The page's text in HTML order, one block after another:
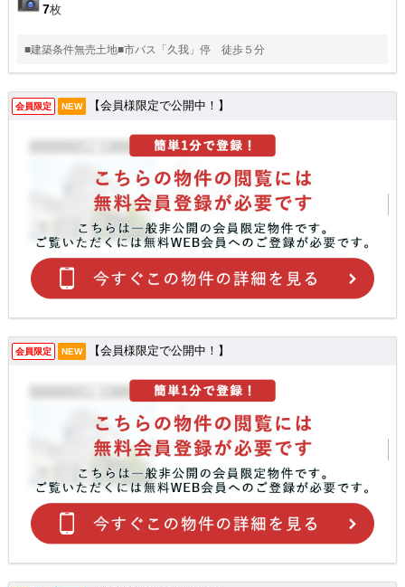
7枚
■建築条件無売土地■市バス「久我」停 徒歩５分
会員限定 NEW 【会員様限定で公開中！】
会員限定 NEW 【会員様限定で公開中！】